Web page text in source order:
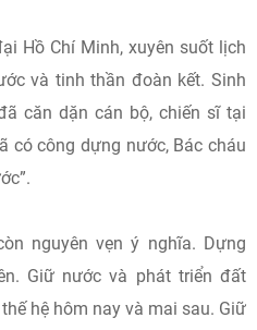
Hồ Chí Minh, xuyên suốt lịch
và tinh thần đoàn kết. Sinh
căn dặn cán bộ, chiến sĩ tại
có công dựng nước, Bác cháu
nguyên vẹn ý nghĩa. Dựng
Giữ nước và phát triển đất
hệ hôm nay và mai sau. Giữ